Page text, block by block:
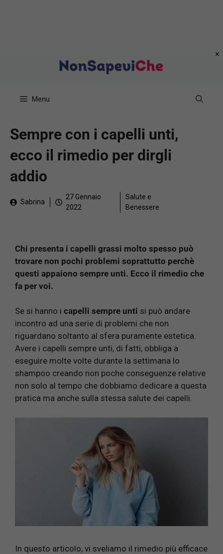
Menu
Sempre con i capelli unti,
ecco il rimedio per dirgli
addio
Sabrina
27 Gennaio
2022
Salute e
Benessere
Chi presenta i capelli grassi molto spesso può
trovare non pochi problemi soprattutto perchè
questi appaiono sempre unti. Ecco il rimedio che
fa per voi.
Se si hanno i capelli sempre unti si può andare
incontro ad una serie di problemi che non
riguardano soltanto al sfera puramente estetica.
Avere i capelli sempre unti, di fatti, obbliga a
eseguire molte volte durante la settimana lo
shampoo creando non poche conseguenze relative
non solo al tempo che dobbiamo dedicare a questa
pratica ma anche sulla stessa salute dei capelli.
In questo articolo, vi sveliamo il rimedio più efficace